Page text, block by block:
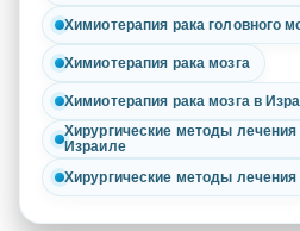
Химиотерапия рака головного
Химиотерапия рака мозга
Химиотерапия рака мозга в
Хирургические методы лечения
Израиле
Хирургические методы